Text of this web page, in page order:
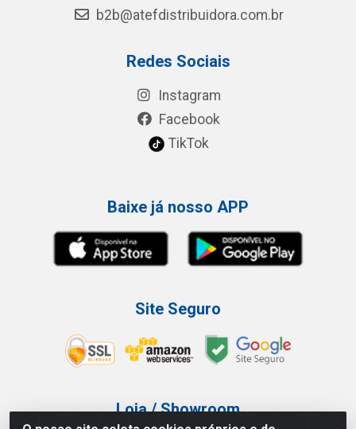
b2b@atefdistribuidora.com.br
Redes Sociais
Instagram
Facebook
TikTok
Baixe já nosso APP
Site Seguro
Loja / Showroom